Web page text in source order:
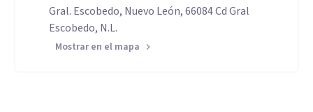
Gral. Escobedo, Nuevo León, 66084 Cd Gral
Escobedo, N.L.
Mostrar en el mapa